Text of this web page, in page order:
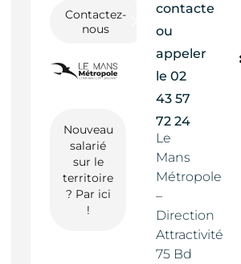
Contactez-
nous
Nouveau
salarié
sur le
territoire
? Par ici
!
contacter
ou
appeler
le02
43 57
72 24
Le
Mans
Métropole
–
Direction
Attractivité
75 Bd